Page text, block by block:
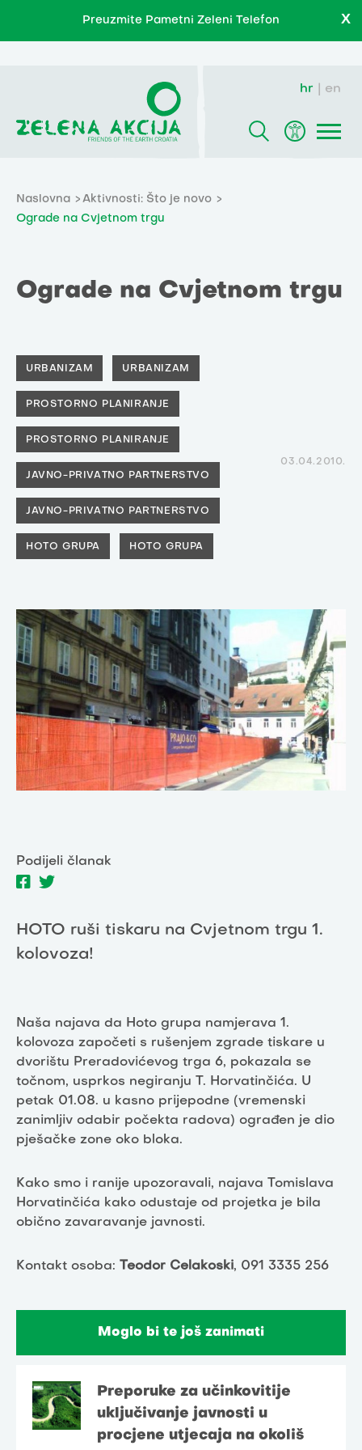
Preuzmite Pametni Zeleni Telefon X
hr en
Naslovna
Aktivnosti: Što je novo
Ograde na Cvjetnom trgu
Ograde na Cvjetnom trgu
URBANIZAM URBANIZAM
PROSTORNO PLANIRANJE
PROSTORNO PLANIRANJE
JAVNO-PRIVATNO PARTNERSTVO
JAVNO-PRIVATNO PARTNERSTVO
HOTO GRUPA HOTO GRUPA
03.04.2010.
Podijeli članak
HOTO ruši tiskaru na Cvjetnom trgu 1.
kolovoza!
Naša najava da Hoto grupa namjerava 1.
kolovoza započeti s rušenjem zgrade tiskare u
dvorištu Preradovićevog trga 6, pokazala se
točnom, usprkos negiranju T. Horvatinčića. U
petak 01.08. u kasno prijepodne (vremenski
zanimljiv odabir počekta radova) ograđen je dio
pješačke zone oko bloka.
Kako smo i ranije upozoravali, najava Tomislava
Horvatinčića kako odustaje od projetka je bila
obično zavaravanje javnosti.
Kontakt osoba: Teodor Celakoski, 091 3335 256
Moglo bi te još zanimati
Preporuke za učinkovitije
uključivanje javnosti u
procjene utjecaja na okoliš